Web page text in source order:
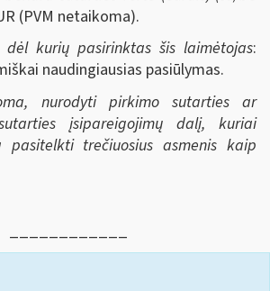
(PVM netaikoma).
dėl kurių pasirinktas šis laimėtojas:
naudingiausias pasiūlymas.
nurodyti pirkimo sutarties ar
įsipareigojimų dalį, kuriai
pasitelkti trečiuosius asmenis kaip